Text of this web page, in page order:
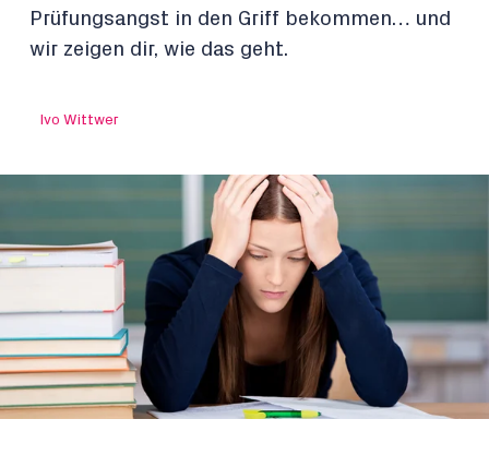
Prüfungsangst in den Griff bekommen… und
wir zeigen dir, wie das geht.
Ivo Wittwer